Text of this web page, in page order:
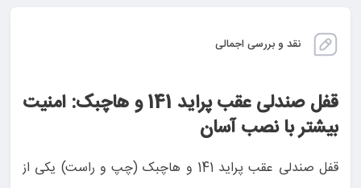
نقد و بررسی اجمالی
قفل صندلی عقب پراید 141 و هاچبک: امنیت
بیشتر با نصب آسان
قفل صندلی عقب پراید 141 و هاچبک (چپ و راست) یکی از